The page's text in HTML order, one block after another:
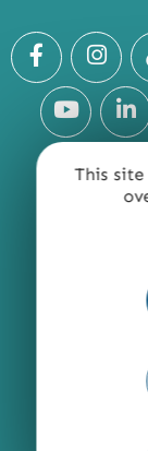
This